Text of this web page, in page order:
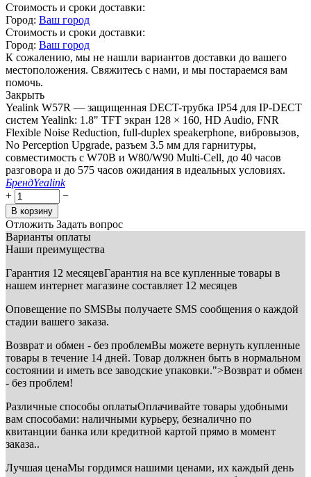
Стоимость и сроки доставки:
Город: Ваш город
Стоимость и сроки доставки:
Город: Ваш город
К сожалению, мы не нашли вариантов доставки до вашего
местоположения. Свяжитесь с нами, и мы постараемся вам
помочь.
Закрыть
Yealink W57R — защищенная DECT-трубка IP54 для IP-DECT
систем Yealink: 1.8" TFT экран 128 × 160, HD Audio, FNR
Flexible Noise Reduction, full-duplex speakerphone, вибровызов,
No Perception Upgrade, разъем 3.5 мм для гарнитуры,
совместимость с W70B и W80/W90 Multi-Cell, до 40 часов
разговора и до 575 часов ожидания в идеальных условиях.
БрендYealink
+
−
В корзину
Отложить Задать вопрос
Варианты оплаты
Наши преимущества
Гарантия 12 месяцевГарантия на все купленные товары в
нашем интернет магазине составляет 12 месяцев
Оповещение по SMSВы получаете SMS сообщения о каждой
стадии вашего заказа.
Возврат и обмен - без проблемВы можете вернуть купленные
товары в течение 14 дней. Товар должнен быть в нормальном
состоянии и иметь все заводские упаковки.">Возврат и обмен
- без проблем!
Различные способы оплатыОплачивайте товары удобными
вам способами: наличными курьеру, безналично по
квитанции банка или кредитной картой прямо в момент
заказа..
Лучшая ценаМы гордимся нашими ценами, их каждый день